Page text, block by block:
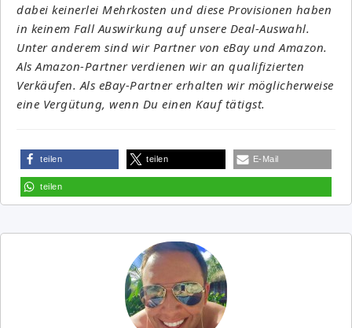
dabei keinerlei Mehrkosten und diese Provisionen haben
in keinem Fall Auswirkung auf unsere Deal-Auswahl.
Unter anderem sind wir Partner von eBay und Amazon.
Als Amazon-Partner verdienen wir an qualifizierten
Verkäufen. Als eBay-Partner erhalten wir möglicherweise
eine Vergütung, wenn Du einen Kauf tätigst.
teilen teilen E-Mail
teilen